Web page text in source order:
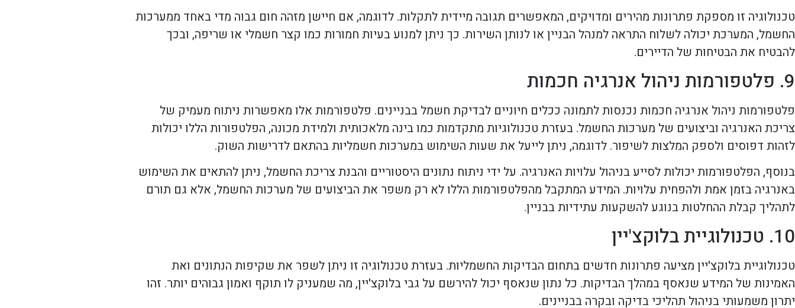
טכנולוגיה זו מספקת פתרונות מהירים ומדויקים, המאפשרים תגובה מיידית לתקלות. לדוגמה, אם חיישן מזהה חום גבוה מדי באחד ממערכות
החשמל, המערכת יכולה לשלוח התראה למנהל הבניין או לנותן השירות. כך ניתן למנוע בעיות חמורות כמו קצר חשמלי או שריפה, ובכך
להבטיח את הבטיחות של הדיירים.
9. פלטפורמות ניהול אנרגיה חכמות
פלטפורמות ניהול אנרגיה חכמות נכנסות לתמונה ככלים חיוניים לבדיקת חשמל בבניינים. פלטפורמות אלו מאפשרות ניתוח מעמיק של
צריכת האנרגיה וביצועים של מערכות החשמל. בעזרת טכנולוגיות מתקדמות כמו בינה מלאכותית ולמידת מכונה, הפלטפורות הללו יכולות
לזהות דפוסים ולספק המלצות לשיפור. לדוגמה, ניתן לייעל את שעות השימוש במערכות חשמליות בהתאם לדרישות השוק.
בנוסף, הפלטפורמות יכולות לסייע בניהול עלויות האנרגיה. על ידי ניתוח נתונים היסטוריים והבנת צריכת החשמל, ניתן להתאים את השימוש
באנרגיה בזמן אמת ולהפחית עלויות. המידע המתקבל מהפלטפורמות הללו לא רק משפר את הביצועים של מערכות החשמל, אלא גם תורם
לתהליך קבלת ההחלטות בנוגע להשקעות עתידיות בבניין.
10. טכנולוגיית בלוקצ'יין
טכנולוגיית בלוקצ'יין מציעה פתרונות חדשים בתחום הבדיקות החשמליות. בעזרת טכנולוגיה זו ניתן לשפר את שקיפות הנתונים ואת
האמינות של המידע שנאסף במהלך הבדיקות. כל נתון שנאסף יכול להירשם על גבי בלוקצ'יין, מה שמעניק לו תוקף ואמון גבוהים יותר. זהו
יתרון משמעותי בניהול תהליכי בדיקה ובקרה בבניינים.